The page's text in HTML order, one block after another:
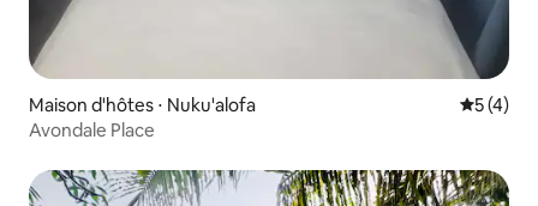
Maison d'hôtes ⋅ Nuku'alofa
5 (4)
Avondale Place